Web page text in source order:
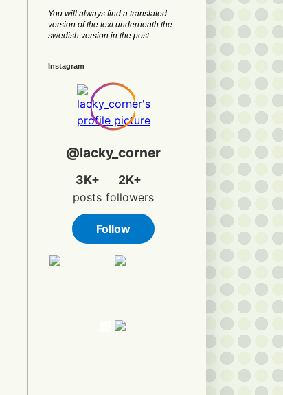
You will always find a translated
version of the text underneath the
swedish version in the post.
Instagram